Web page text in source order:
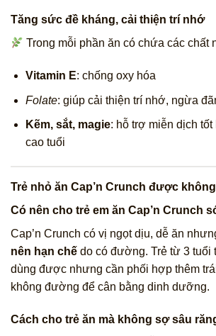
Tăng sức đề kháng, cải thiện trí nhớ
Trong mỗi phần ăn có chứa các chất
Vitamin E: chống oxy hóa
Folate: giúp cải thiện trí nhớ, ngừa
Kẽm, sắt, magie: hỗ trợ miễn dịch
cao tuổi
Trẻ nhỏ ăn Cap’n Crunch được
Có nên cho trẻ em ăn Cap’n Crunch
Cap’n Crunch có vị ngọt dịu, dễ ăn
nên hạn chế do có đường. Trẻ từ 3 tuổi
dùng được nhưng cần phối hợp thêm
không đường để cân bằng dinh dưỡng.
Cách cho trẻ ăn mà không sợ sâu